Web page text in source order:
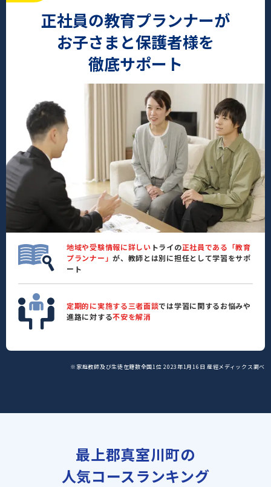
正社員の教育プランナーが
お子さまと保護者様を
徹底サポート
地域や受験情報に詳しい トライの正社員である「教育
プランナー」が、教師とは別に担任として学習をサポ
ート
定期的に実施する三者面談では学習に関するお悩みや
進路に対する不安を解消
※家庭教師及び生徒在籍数全国1位 2023年1月16日 産經メディックス調べ
最上郡真室川町の
人気コースランキング